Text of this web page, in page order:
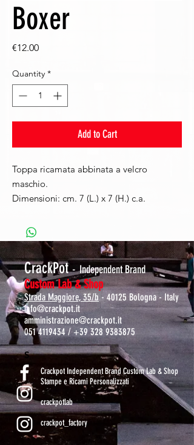
Boxer
€12.00Price
Quantity *
Add to Cart
Toppa ricamata abbinata a velcro
maschio.
Dimensioni: cm. 7 (L.) x 7 (H.) c.a.
CrackPot- Independent Brand
Custom Lab & Shop
Strada Maggiore, 35/b- 40125 Bologna - Italy
info@crackpot.it
amministrazione@crackpot.it
051 4119434 / +39 328 9383875
S
Crackpot Independent Brand Custom Lab & Shop
Stampe e Ricami Personalizzati
crackpotlab
crackpot_factory